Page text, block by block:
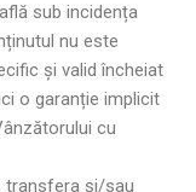
sub incidența
nu este
și valid încheiat
o garanție implicit
cu
transfera și/sau